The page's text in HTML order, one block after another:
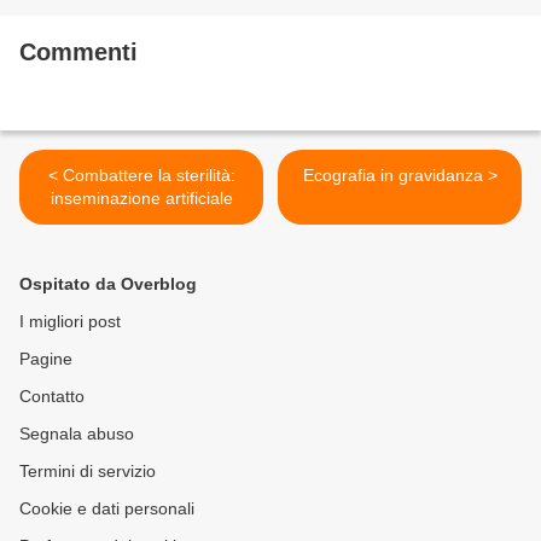
Commenti
< Combattere la sterilità:
inseminazione artificiale
Ecografia in gravidanza >
Ospitato da Overblog
I migliori post
Pagine
Contatto
Segnala abuso
Termini di servizio
Cookie e dati personali